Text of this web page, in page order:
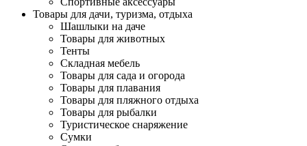
Товары для дачи, туризма, отдыха
Шашлыки на даче
Товары для животных
Тенты
Складная мебель
Товары для сада и огорода
Товары для плавания
Товары для пляжного отдыха
Товары для рыбалки
Туристическое снаряжение
Сумки